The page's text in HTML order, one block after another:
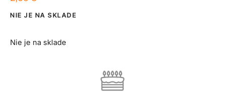
NIE JE NA SKLADE
Nie je na sklade